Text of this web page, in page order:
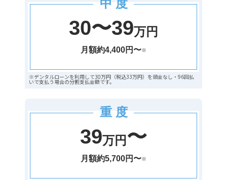
中 度
30〜39万円
月額約4,400円〜※
※デンタルローンを利用して30万円（税込33万円）を頭金なし・96回払
いで支払う場合の分割支払金額です。
重 度
39万円 〜
月額約5,700円〜※